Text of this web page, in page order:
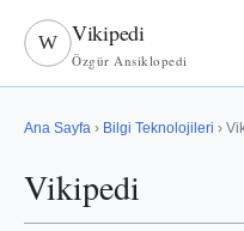
W Vikipedi
Özgür Ansiklopedi
Ana Sayfa › Bilgi Teknolojileri ›
Vikipedi